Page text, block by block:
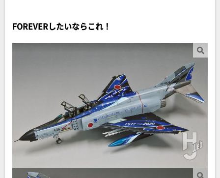
FOREVERしたいならこれ！